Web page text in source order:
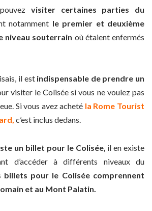
visiter certaines parties du
notamment le premier et deuxième
niveau souterrain où étaient enfermés
il est indispensable de prendre un
visiter le Colisée si vous ne voulez pas
Si vous avez acheté la Rome Tourist
c’est inclus dedans.
un billet pour le Colisée, il en existe
d’accéder à différents niveaux du
billets pour le Colisée comprennent
et au Mont Palatin.